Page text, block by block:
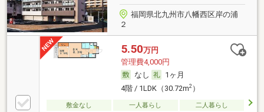
福岡県北九州市八幡西区岸の浦
２
5.50万円
管理費4,000円
なし
1ヶ月
4階 / 1LDK（30.72m2）
敷金なし 一人暮らし
二人暮らし